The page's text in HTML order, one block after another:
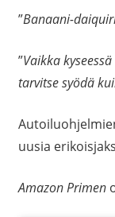
”Banaani-
”Vaikka
tarvitse syödä
uusia
Amazon Primen